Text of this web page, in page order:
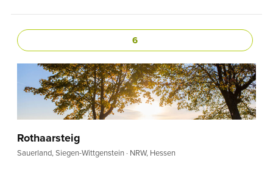
6
Rothaarsteig
Sauerland, Siegen-Wittgenstein · NRW, Hessen